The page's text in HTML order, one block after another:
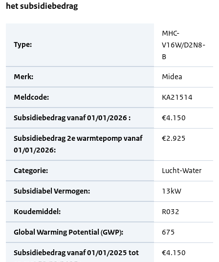
het subsidiebedrag
Type:
MHC-
V16W/D2N8-
B
Merk: Midea
Meldcode: KA21514
Subsidiebedrag vanaf 01/01/2026 : €4.150
Subsidiebedrag 2e warmtepomp vanaf
01/01/2026:
€2.925
Categorie: Lucht-Water
Subsidiabel Vermogen: 13kW
Koudemiddel: R032
Global Warming Potential (GWP): 675
Subsidiebedrag vanaf 01/01/2025 tot
€4.150